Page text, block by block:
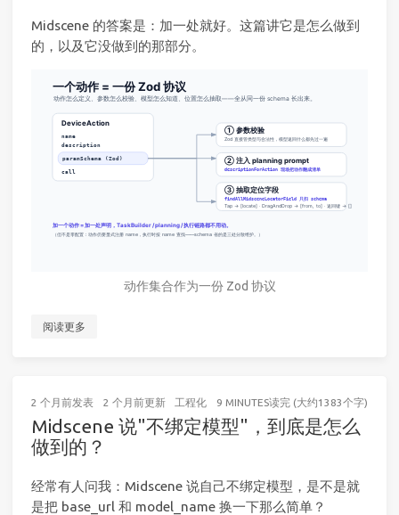
Midscene 的答案是：加一处就好。这篇讲它是怎么做到
的，以及它没做到的那部分。
动作集合作为一份 Zod 协议
阅读更多
2 个月前发表 2 个月前更新 工程化 9 MINUTES读完 (大约1383个字)
Midscene 说"不绑定模型"，到底是怎么
做到的？
经常有人问我：Midscene 说自己不绑定模型，是不是就
是把 base_url 和 model_name 换一下那么简单？